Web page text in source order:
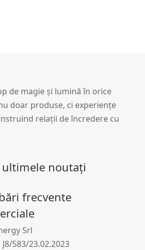
de magie și lumină în orice
doar produse, ci experiențe
relații de încredere cu
ultimele noutați
frecvente
Srl
583/23.02.2023